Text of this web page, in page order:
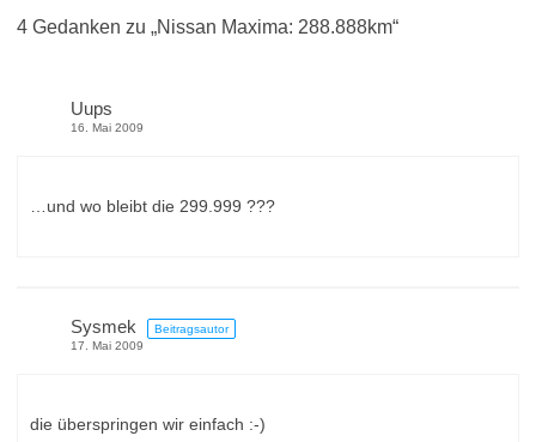
4 Gedanken zu „Nissan Maxima: 288.888km“
Uups
16. Mai 2009
…und wo bleibt die 299.999 ???
Sysmek
Beitragsautor
17. Mai 2009
die überspringen wir einfach :-)